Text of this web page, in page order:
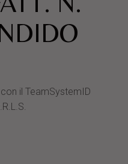
il TeamSystemID